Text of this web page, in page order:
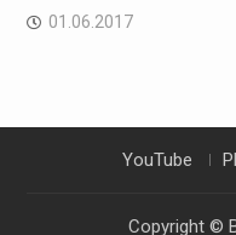
01.06.2017
YouTube
Copyright ©